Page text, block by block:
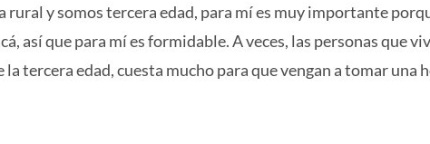
y somos tercera edad, para mí es muy importante
así que para mí es formidable. A veces, las personas que
tercera edad, cuesta mucho para que vengan a tomar una